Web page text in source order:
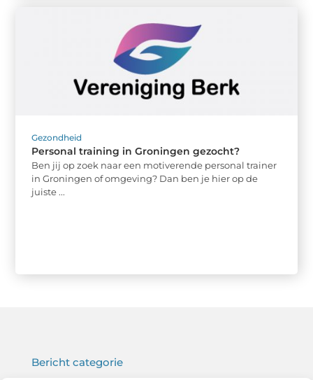
Gezondheid
Personal training in Groningen gezocht?
Ben jij op zoek naar een motiverende personal trainer
in Groningen of omgeving? Dan ben je hier op de
juiste ...
Bericht categorie